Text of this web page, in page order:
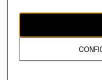
Uruguay ($U)